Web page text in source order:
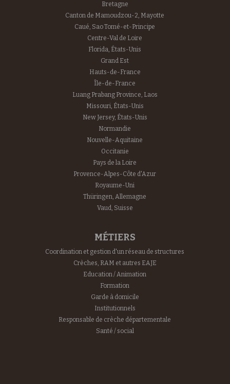
Bretagne
Canton de Mamoudzou-2, Mayotte
Caué, Sao Tomé-et-Principe
Centre-Val de Loire
Florida, États-Unis
Grand Est
Hauts-de-France
Île-de-France
Luang Prabang Province, Laos
Missouri, États-Unis
New Jersey, États-Unis
Normandie
Nouvelle-Aquitaine
Occitanie
Pays de la Loire
Provence-Alpes-Côte d'Azur
Royaume-Uni
Thüringen, Allemagne
Vaud, Suisse
MÉTIERS
Coordination et gestion d'un réseau de structures
Crèches, RAM et autres EAJE
Education / Animation
Formation
Garde à domicile
Institutionnels
Responsable de crèche départementale
Santé / social